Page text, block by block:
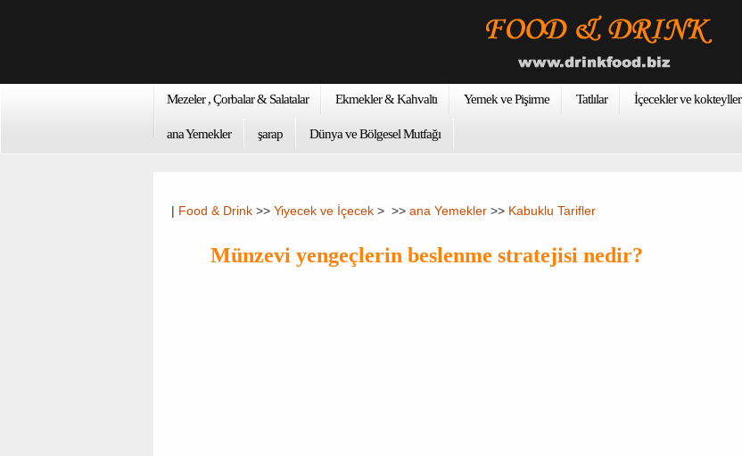
Mezeler , Çorbalar & Salatalar Ekmekler & Kahvaltı Yemek ve Pişirme Tatlılar İçecekler ve kokteyller
ana Yemekler şarap Dünya ve Bölgesel Mutfağı
| Food & Drink >> Yiyecek ve İçecek > >> ana Yemekler >> Kabuklu Tarifler
Münzevi yengeçlerin beslenme stratejisi nedir?